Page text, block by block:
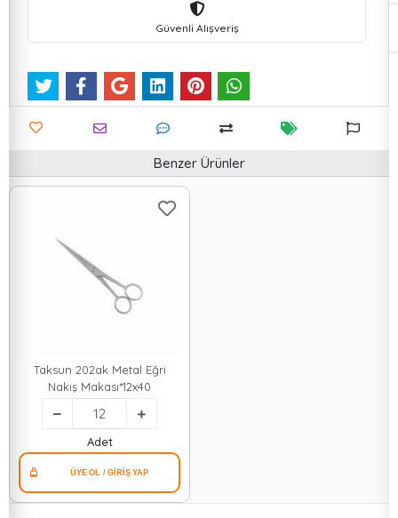
Güvenli Alışveriş
Benzer Ürünler
Taksun 202ak Metal Eğri
Nakış Makası*12x40
Adet